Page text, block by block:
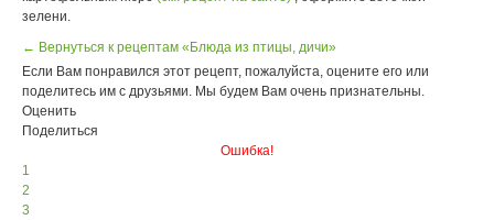
зелени.
← Вернуться к рецептам «Блюда из птицы, дичи»
Если Вам понравился этот рецепт, пожалуйста, оцените его или
поделитесь им с друзьями. Мы будем Вам очень признательны.
Оценить
Поделиться
Ошибка!
1
2
3